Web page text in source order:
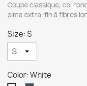
Coupe classique, col
pima extra-fin à fibres
Size: S
Color: White